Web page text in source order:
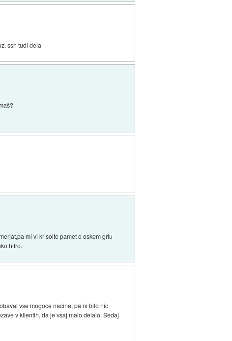
ssh tudi dela
mi vi kr solte pamet o oskem grlu
hitro.
vse mogoce nacine, pa ni bilo nic
v klientih, da je vsaj malo delalo. Sedaj